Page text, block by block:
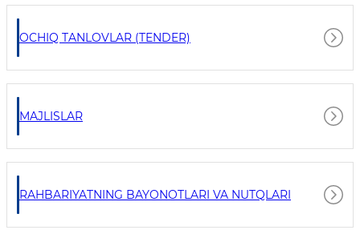
OCHIQ TANLOVLAR (TENDER)
MAJLISLAR
RAHBARIYATNING BAYONOTLARI VA NUTQLARI